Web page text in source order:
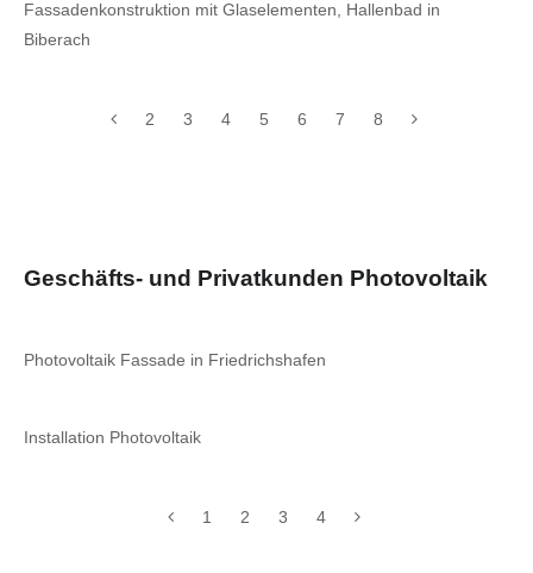
Fassadenkonstruktion mit Glaselementen, Hallenbad in
Biberach
2 3 4 5 6 7 8
Geschäfts- und Privatkunden Photovoltaik
Photovoltaik Fassade in Friedrichshafen
Installation Photovoltaik
1 2 3 4